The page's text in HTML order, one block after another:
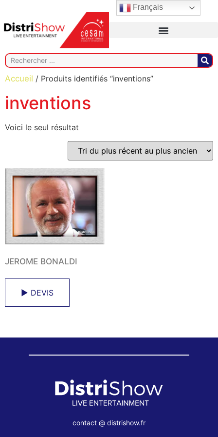
Accueil / Produits identifiés “inventions”
inventions
Voici le seul résultat
JEROME BONALDI
► DEVIS
contact @ distrishow.fr
Français